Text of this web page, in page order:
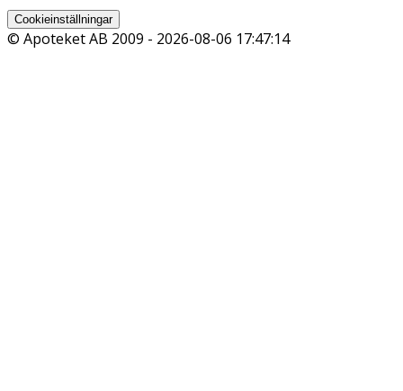
Cookieinställningar
© Apoteket AB 2009 - 2026-08-06 17:47:14